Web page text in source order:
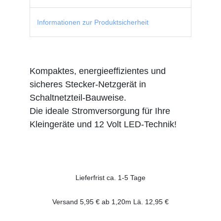
Informationen zur Produktsicherheit
Kompaktes, energieeffizientes und
sicheres Stecker-Netzgerät in
Schaltnetzteil-Bauweise.
Die ideale Stromversorgung für Ihre
Kleingeräte und 12 Volt LED-Technik!
Lieferfrist ca. 1-5 Tage
Versand 5,95 € ab 1,20m Lä. 12,95 €